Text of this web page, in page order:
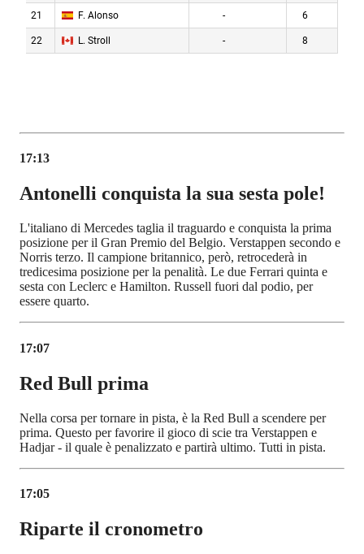
17:13
Antonelli conquista la sua sesta pole!
L'italiano di Mercedes taglia il traguardo e conquista la prima
posizione per il Gran Premio del Belgio. Verstappen secondo e
Norris terzo. Il campione britannico, però, retrocederà in
tredicesima posizione per la penalità. Le due Ferrari quinta e
sesta con Leclerc e Hamilton. Russell fuori dal podio, per
essere quarto.
17:07
Red Bull prima
Nella corsa per tornare in pista, è la Red Bull a scendere per
prima. Questo per favorire il gioco di scie tra Verstappen e
Hadjar - il quale è penalizzato e partirà ultimo. Tutti in pista.
17:05
Riparte il cronometro